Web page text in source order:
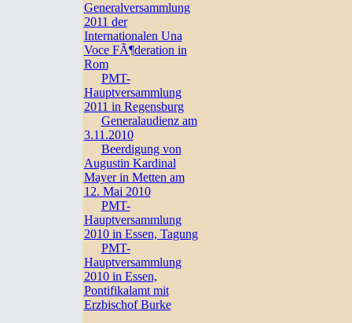
Generalversammlung
2011 der
Internationalen Una
Voce FÃ¶deration in
Rom
PMT-
Hauptversammlung
2011 in Regensburg
Generalaudienz am
3.11.2010
Beerdigung von
Augustin Kardinal
Mayer in Metten am
12. Mai 2010
PMT-
Hauptversammlung
2010 in Essen, Tagung
PMT-
Hauptversammlung
2010 in Essen,
Pontifikalamt mit
Erzbischof Burke